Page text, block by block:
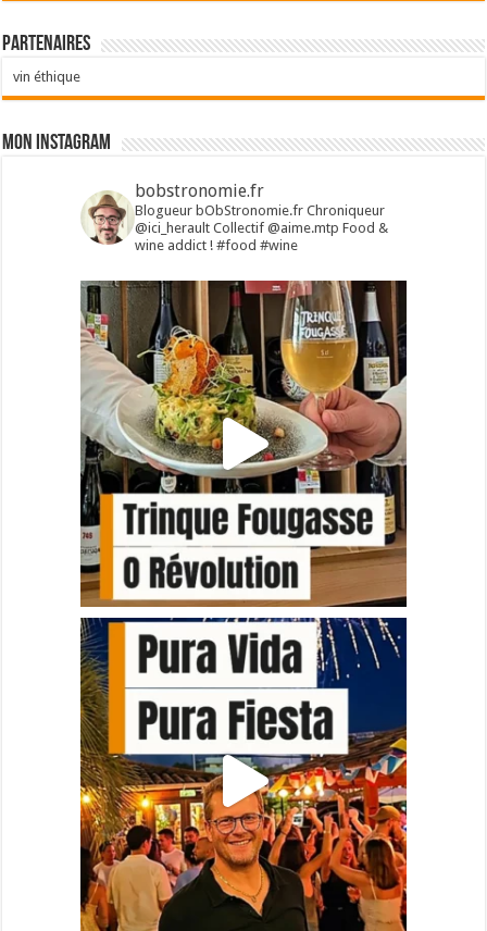
Partenaires
vin éthique
Mon Instagram
bobstronomie.fr
Blogueur bObStronomie.fr Chroniqueur
@ici_heraultCollectif @aime.mtp Food &
wine addict !#food #wine